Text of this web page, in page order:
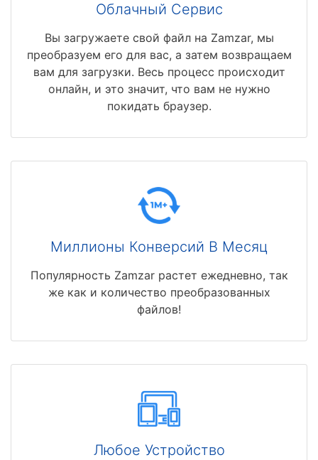
Облачный Сервис
Вы загружаете свой файл на Zamzar, мы
преобразуем его для вас, а затем возвращаем
вам для загрузки. Весь процесс происходит
онлайн, и это значит, что вам не нужно
покидать браузер.
Миллионы Конверсий В Месяц
Популярность Zamzar растет ежедневно, так
же как и количество преобразованных
файлов!
Любое Устройство